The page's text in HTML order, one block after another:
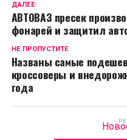
ДАЛЕЕ
АВТОВАЗ пресек
фонарей и защитил
НЕ ПРОПУСТИТЕ
Названы самые
кроссоверы и
года